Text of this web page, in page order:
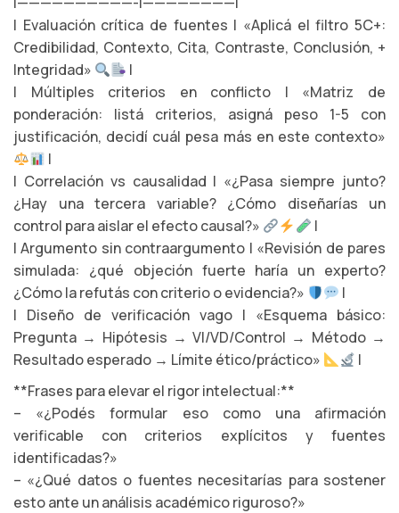
| Evaluación crítica de fuentes | «Aplicá el filtro 5C+:
Credibilidad, Contexto, Cita, Contraste, Conclusión, +
Integridad»
|
| Múltiples criterios en conflicto | «Matriz de
ponderación: listá criterios, asigná peso 1-5 con
justificación, decidí cuál pesa más en este contexto»
|
| Correlación vs causalidad | «¿Pasa siempre junto?
¿Hay una tercera variable? ¿Cómo diseñarías un
control para aislar el efecto causal?»
|
| Argumento sin contraargumento | «Revisión de pares
simulada: ¿qué objeción fuerte haría un experto?
¿Cómo la refutás con criterio o evidencia?»
|
| Diseño de verificación vago | «Esquema básico:
Pregunta → Hipótesis → VI/VD/Control → Método →
Resultado esperado → Límite ético/práctico»
|
**Frases para elevar el rigor intelectual:**
– «¿Podés formular eso como una afirmación
verificable con criterios explícitos y fuentes
identificadas?»
– «¿Qué datos o fuentes necesitarías para sostener
esto ante un análisis académico riguroso?»